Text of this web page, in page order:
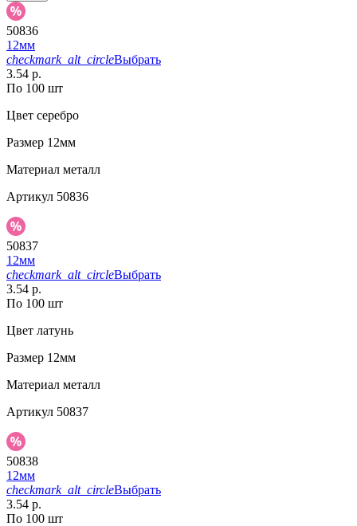
50836
12мм
checkmark_alt_circleВыбрать
3.54 р.
По 100 шт
Цвет серебро
Размер 12мм
Материал металл
Артикул 50836
50837
12мм
checkmark_alt_circleВыбрать
3.54 р.
По 100 шт
Цвет латунь
Размер 12мм
Материал металл
Артикул 50837
50838
12мм
checkmark_alt_circleВыбрать
3.54 р.
По 100 шт